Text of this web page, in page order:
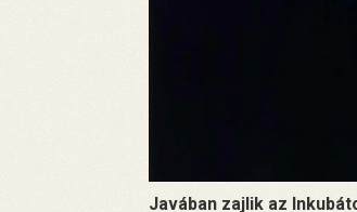
Javában zajlik az